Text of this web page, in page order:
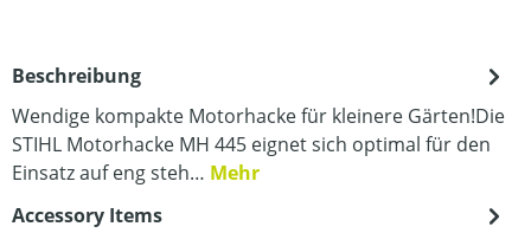
Beschreibung
Wendige kompakte Motorhacke für kleinere Gärten!Die
STIHL Motorhacke MH 445 eignet sich optimal für den
Einsatz auf eng steh… Mehr
Accessory Items